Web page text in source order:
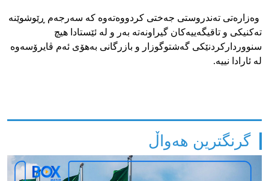
وەزارەتی تەندروستی جەختی کردووەتەوە کە سەرجەم ڕێوشوێنە
تەکنیکی و تاقیگەییەکان گیراونەتە بەر و لە ئێستادا هیچ
سنووردارکردنێکی گەشتوگوزار و بازرگانی بەهۆی ئەم ڤایرۆسەوە
لە ئارادا نییە.
گرنگترین هەواڵ